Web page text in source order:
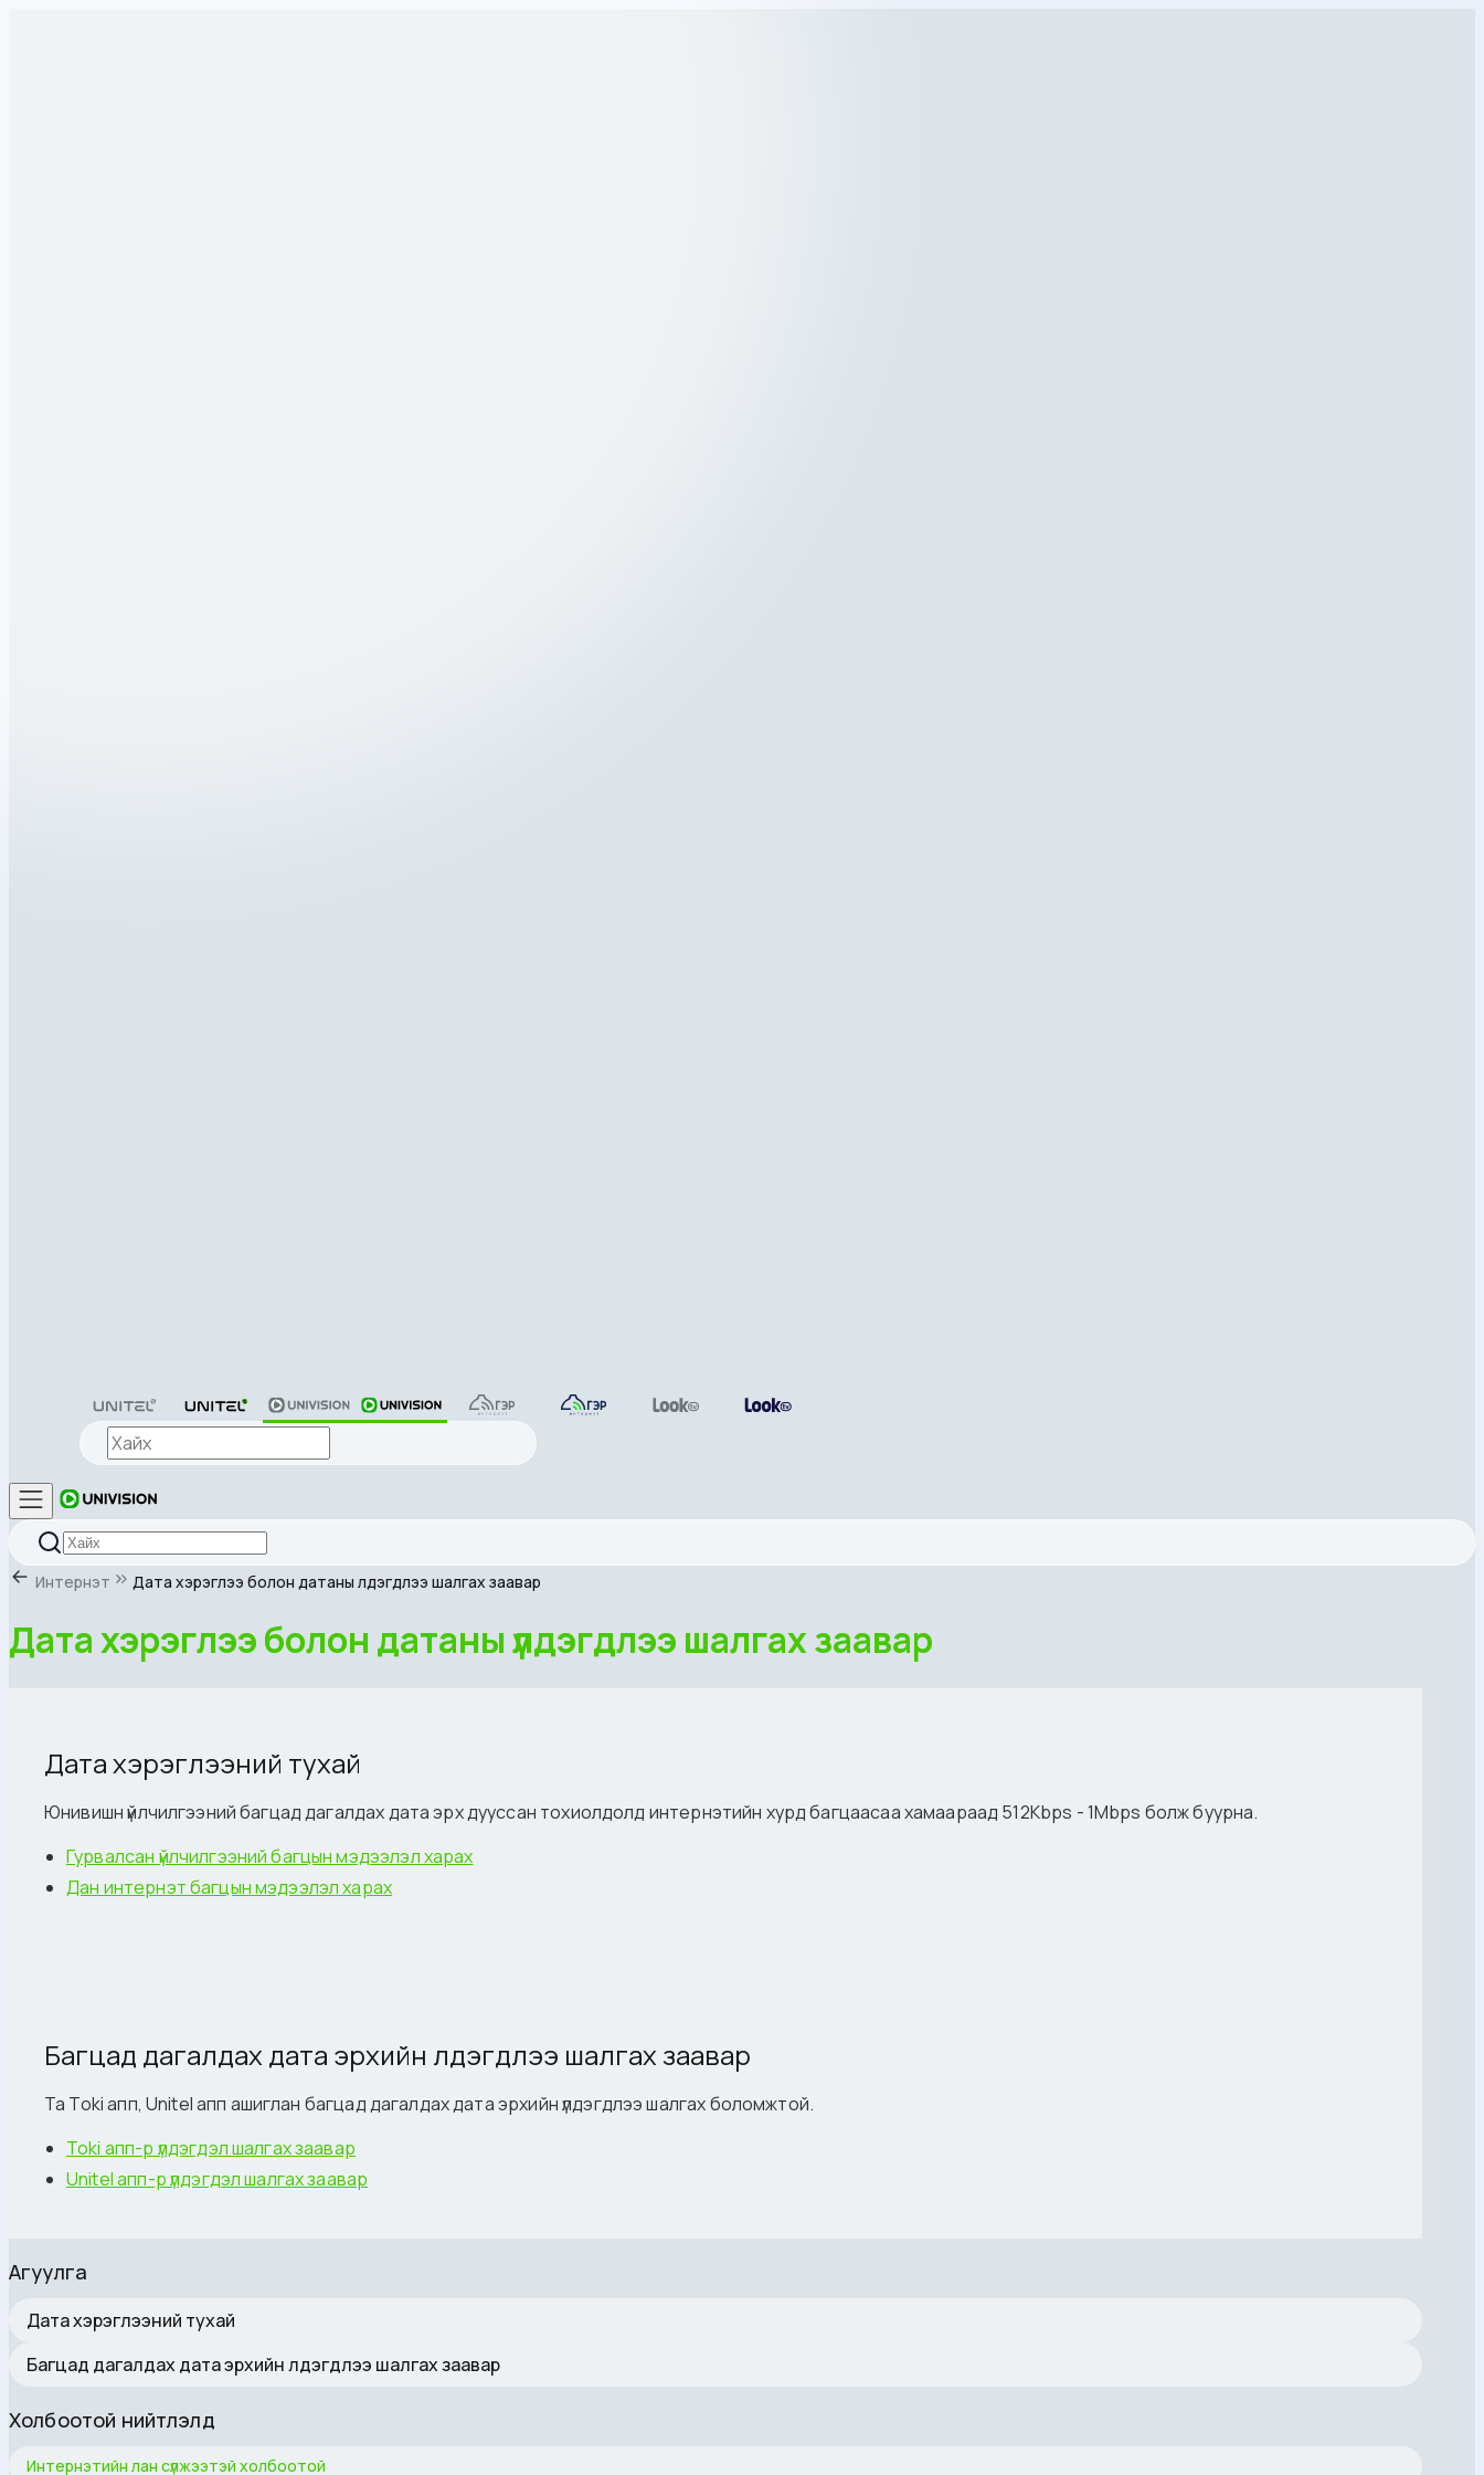
Интернэт Дата хэрэглээ болон датаны үлдэгдлээ шалгах заавар
Дата хэрэглээ болон датаны үлдэгдлээ шалгах заавар
Дата хэрэглээний тухай
Юнивишн үйлчилгээний багцад дагалдах дата эрх дууссан тохиолдолд интернэтийн хурд багцаасаа хамаараад 512Kbps - 1Mbps болж буурна.
Гурвалсан үйлчилгээний багцын мэдээлэл харах
Дан интернэт багцын мэдээлэл харах
Багцад дагалдах дата эрхийн үлдэгдлээ шалгах заавар
Та Toki апп, Unitel апп ашиглан багцад дагалдах дата эрхийн үлдэгдлээ шалгах боломжтой.
Toki апп-р үлдэгдэл шалгах заавар
Unitel апп-р үлдэгдэл шалгах заавар
Агуулга
Дата хэрэглээний тухай
Багцад дагалдах дата эрхийн үлдэгдлээ шалгах заавар
Холбоотой нийтлэлүүд
Интернэтийн лан сүлжээтэй холбоотой